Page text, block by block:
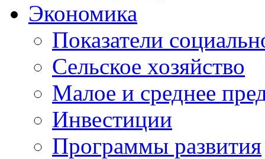
Экономика
Показатели
Сельское хозяйство
Малое и среднее
Инвестиции
Программы развития